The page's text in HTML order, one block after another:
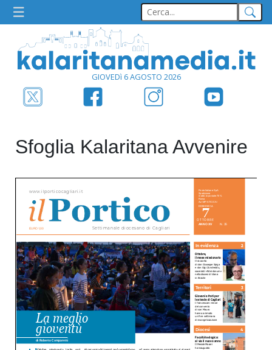
GIOVEDì 6 AGOSTO 2026
Sfoglia Kalaritana Avvenire